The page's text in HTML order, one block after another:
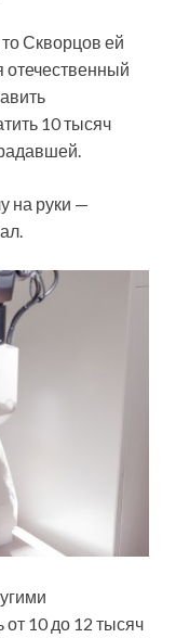
Скворцов ей
отечественный
10 тысяч
на руки —
10 до 12 тысяч